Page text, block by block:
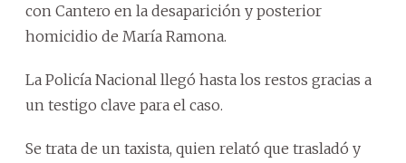
con Cantero en la desaparición y posterior
homicidio de María Ramona.
La Policía Nacional llegó hasta los restos gracias a
un testigo clave para el caso.
Se trata de un taxista, quien relató que trasladó y